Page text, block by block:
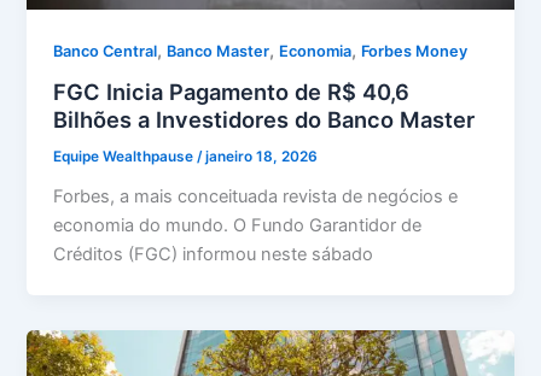
Banco Central, Banco Master, Economia, Forbes Money
FGC Inicia Pagamento de R$ 40,6
Bilhões a Investidores do Banco Master
Equipe Wealthpause/janeiro 18, 2026
Forbes, a mais conceituada revista de negócios e
economia do mundo. O Fundo Garantidor de
Créditos (FGC) informou neste sábado